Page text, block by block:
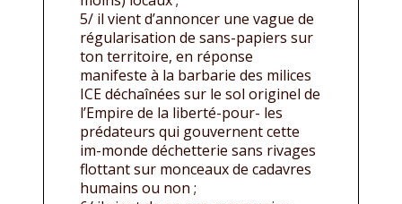
5/ il vient d’annoncer une vague de
régularisation de sans-papiers sur
ton territoire, en réponse
manifeste à la barbarie des milices
ICE déchaînées sur le sol originel de
l’Empire de la liberté-pour- les
prédateurs qui gouvernent cette
im-monde déchetterie sans rivages
flottant sur monceaux de cadavres
humains ou non ;